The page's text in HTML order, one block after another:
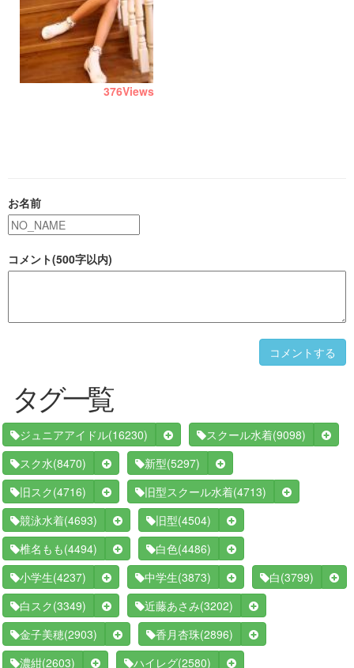
376Views
お名前
コメント(500字以内)
コメントする
タグ一覧
ジュニアアイドル(16230) スクール水着(9098)
スク水(8470) 新型(5297)
旧スク (4716) 旧型スクール水着(4713)
競泳水着(4693) 旧型(4504)
椎名もも (4494) 白色(4486)
小学生(4237) 中学生(3873) 白 (3799)
白スク (3349) 近藤あさみ(3202)
金子美穂(2903) 香月杏珠(2896)
濃紺(2603) ハイレグ(2580)